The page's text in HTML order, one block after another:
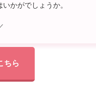
かがでしょうか。
ちら